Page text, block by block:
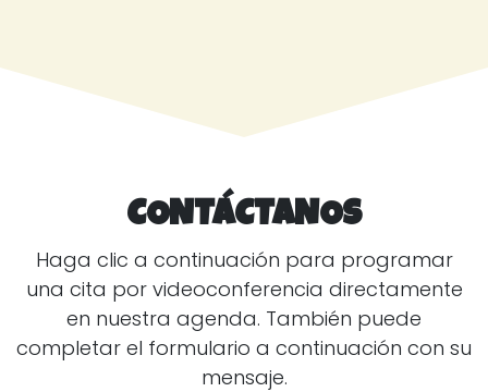
CONTÁCTANOS
Haga clic a continuación para programar
una cita por videoconferencia directamente
en nuestra agenda. También puede
completar el formulario a continuación con su
mensaje.